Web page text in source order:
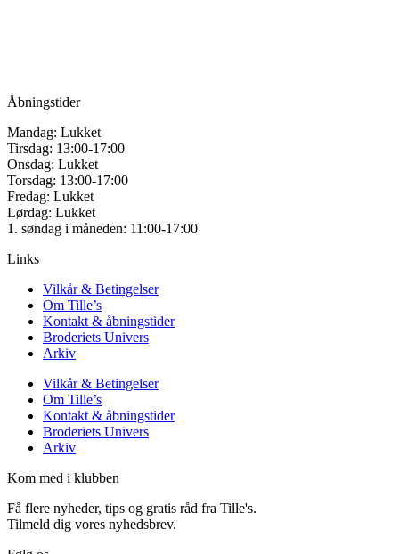
Åbningstider
Mandag: Lukket
Tirsdag: 13:00-17:00
Onsdag: Lukket
Torsdag: 13:00-17:00
Fredag: Lukket
Lørdag: Lukket
1. søndag i måneden: 11:00-17:00
Links
Vilkår & Betingelser
Om Tille’s
Kontakt & åbningstider
Broderiets Univers
Arkiv
Vilkår & Betingelser
Om Tille’s
Kontakt & åbningstider
Broderiets Univers
Arkiv
Kom med i klubben
Få flere nyheder, tips og gratis råd fra Tille's.
Tilmeld dig vores nyhedsbrev.